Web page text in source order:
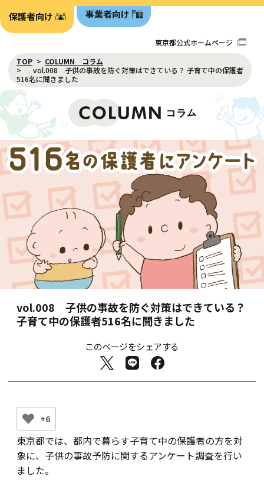
保護者向け 事業者向け
東京都公式ホームページ
TOP
COLUMN コラム
vol.008 子供の事故を防ぐ対策はできている？ 子育て中の保護者
516名に聞きました
vol.008 子供の事故を防ぐ対策はできている？
子育て中の保護者516名に聞きました
このページをシェアする
+6
東京都では、都内で暮らす子育て中の保護者の方を対
象に、子供の事故予防に関するアンケート調査を行い
ました。